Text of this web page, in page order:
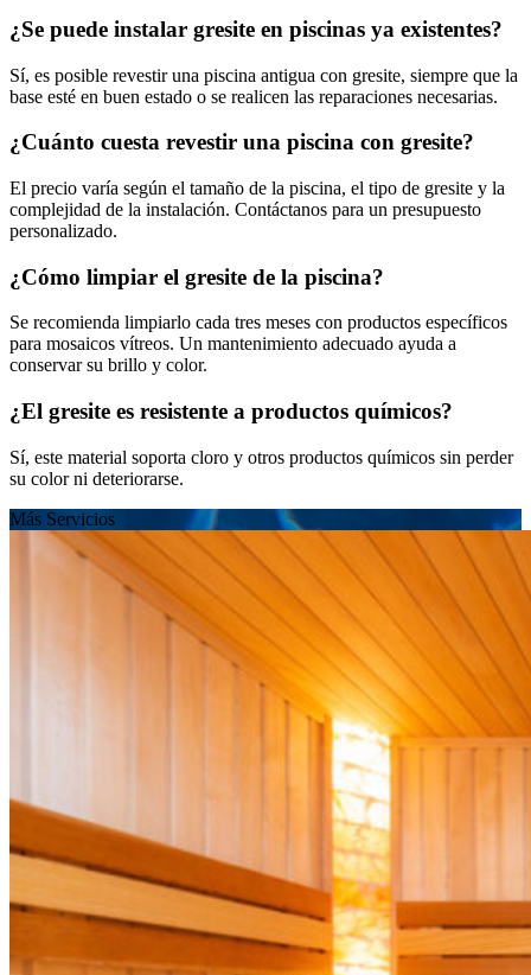
¿Se puede instalar gresite en piscinas ya existentes?
Sí, es posible revestir una piscina antigua con gresite, siempre que la
base esté en buen estado o se realicen las reparaciones necesarias.
¿Cuánto cuesta revestir una piscina con gresite?
El precio varía según el tamaño de la piscina, el tipo de gresite y la
complejidad de la instalación. Contáctanos para un presupuesto
personalizado.
¿Cómo limpiar el gresite de la piscina?
Se recomienda limpiarlo cada tres meses con productos específicos
para mosaicos vítreos. Un mantenimiento adecuado ayuda a
conservar su brillo y color.
¿El gresite es resistente a productos químicos?
Sí, este material soporta cloro y otros productos químicos sin perder
su color ni deteriorarse.
Más Servicios